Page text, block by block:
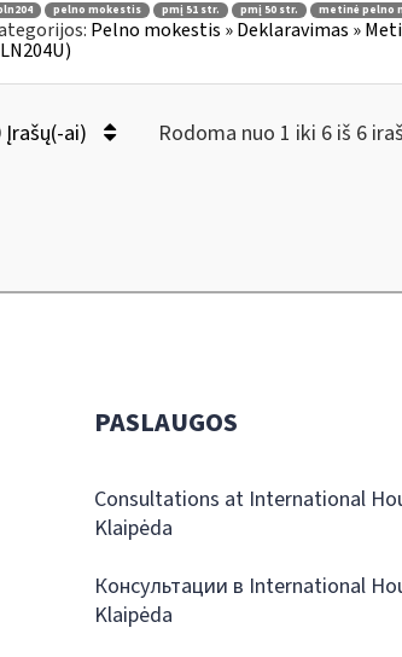
pelno mokestis pmį 51 str. pmį 50 str. metinė pelno
Pelno mokestis » Deklaravimas »
Įrašų(-ai) Rodoma nuo 1 iki 6 iš 6
PASLAUGOS
Consultations at International
Klaipėda
Консультации в International
Klaipėda